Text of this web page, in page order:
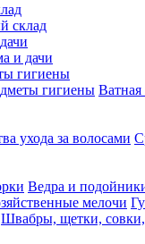
склад
и дачи
гигиены
гигиены
ухода за волосами
Ведра и
мелочи
Швабры, щетки,